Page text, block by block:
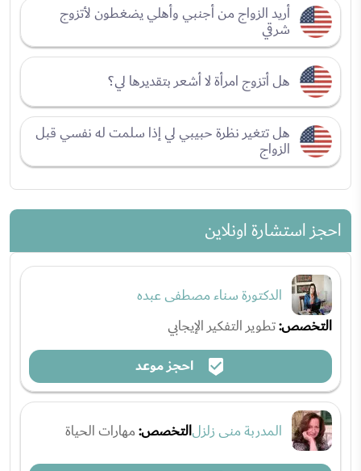
أريد الزواج من أجنبي وأهلي يضغطون لأتزوج
شرقي
هل أتزوج امرأة لا أشعر بتقديرها لي؟
هل تتغير نظرة حبيبي لي إذا سلمت له نفسي قبل
الزواج
احجز استشارة اونلاين
الدكتورة سناء مصطفى عبده
التخصص:تطوير التفكير الإيجابي
احجز موعد
المدربة منى زلزلالتخصص:مهارات الحياة